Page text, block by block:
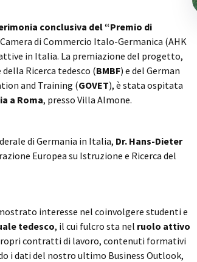
conclusiva del “Premio di
di Commercio Italo-Germanica (AHK
in Italia. La premiazione del progetto,
Ricerca tedesco (BMBF) e del German
and Training (GOVET), è stata ospitata
a Roma, presso Villa Almone.
di Germania in Italia, Dr. Hans-Dieter
Europea su Istruzione e Ricerca del
interesse nel coinvolgere studenti e
tedesco, il cui fulcro sta nel ruolo attivo
contratti di lavoro, contenuti formativi
i dati del nostro ultimo Business Outlook,